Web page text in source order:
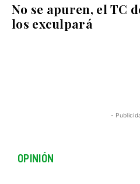
No se apuren, el TC
los exculpará
-
OPINIÓN